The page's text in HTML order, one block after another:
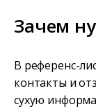
Зачем
В референс-
контакты и
сухую